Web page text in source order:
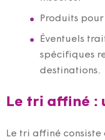
Produits
Éventuels
spécifiques
destinations.
Le tri affiné :
Le tri affiné consiste